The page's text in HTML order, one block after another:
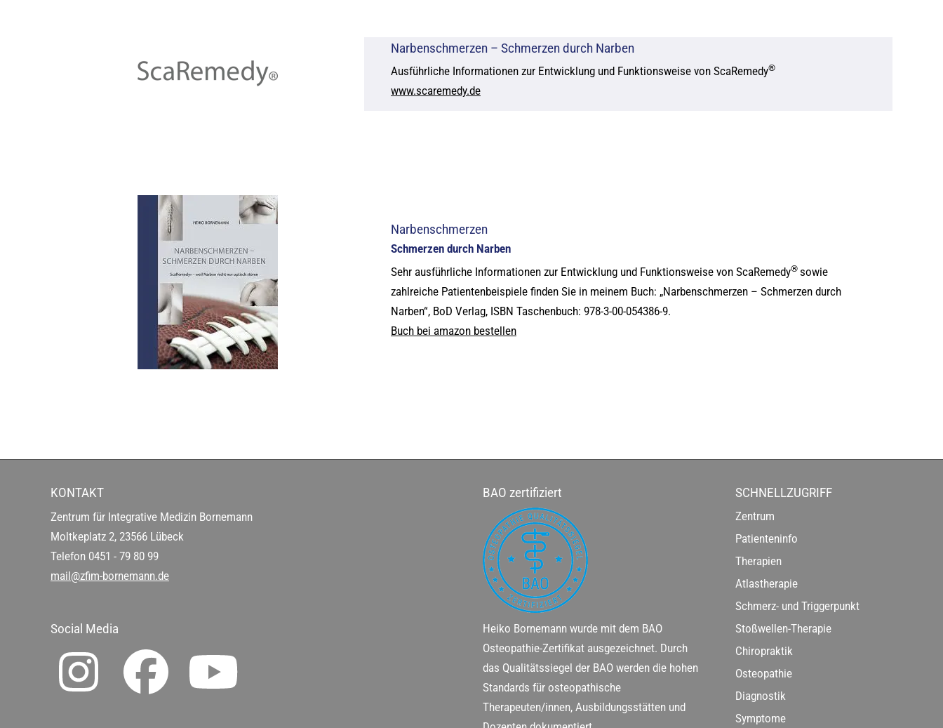
Narbenschmerzen – Schmerzen durch Narben
Ausführliche Informationen zur Entwicklung und Funktionsweise von ScaRemedy®
www.scaremedy.de
Narbenschmerzen
Schmerzen durch Narben
Sehr ausführliche Informationen zur Entwicklung und Funktionsweise von ScaRemedy® sowie
zahlreiche Patientenbeispiele finden Sie in meinem Buch: „Narbenschmerzen – Schmerzen durch
Narben“, BoD Verlag, ISBN Taschenbuch: 978-3-00-054386-9.
Buch bei amazon bestellen
KONTAKT
Zentrum für Integrative Medizin Bornemann
Moltkeplatz 2, 23566 Lübeck
Telefon 0451 - 79 80 99
mail@zfim-bornemann.de
Social Media
BAO zertifiziert
Heiko Bornemann wurde mit dem BAO
Osteopathie-Zertifikat ausgezeichnet. Durch
das Qualitätssiegel der BAO werden die hohen
Standards für osteopathische
Therapeuten/innen, Ausbildungsstätten und
SCHNELLZUGRIFF
Zentrum
Patienteninfo
Therapien
Atlastherapie
Schmerz- und Triggerpunkt
Stoßwellen-Therapie
Chiropraktik
Osteopathie
Diagnostik
Symptome